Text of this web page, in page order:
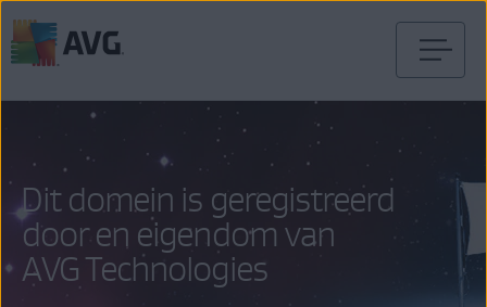
naar
Dit domein is geregistreerd
door en eigendom van
AVG Technologies